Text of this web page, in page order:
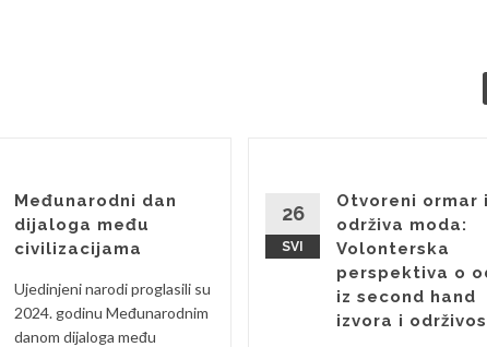
Međunarodni dan
dijaloga među
civilizacijama
Ujedinjeni narodi proglasili su
2024. godinu Međunarodnim
danom dijaloga među
26
SVI
Otvoreni ormar i
održiva moda:
Volonterska
perspektiva o
iz second hand
izvora i